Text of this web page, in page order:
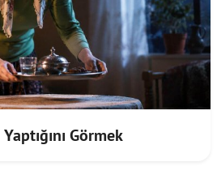
Görmek